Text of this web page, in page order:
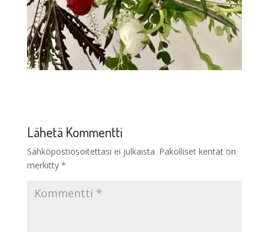
Lähetä Kommentti
Sähköpostiosoitettasi ei julkaista. Pakolliset kentät on
merkitty *